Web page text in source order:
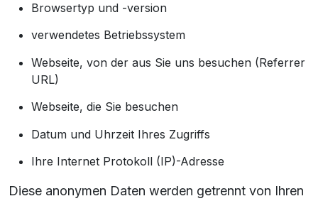
Browsertyp und -version
verwendetes Betriebssystem
Webseite, von der aus Sie uns besuchen (Referrer
URL)
Webseite, die Sie besuchen
Datum und Uhrzeit Ihres Zugriffs
Ihre Internet Protokoll (IP)-Adresse
Diese anonymen Daten werden getrennt von Ihren